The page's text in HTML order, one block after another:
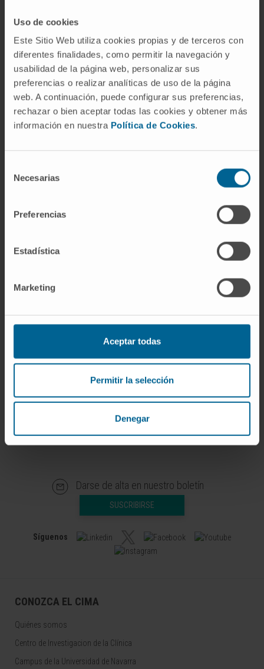
Uso de cookies
Este Sitio Web utiliza cookies propias y de terceros con
diferentes finalidades, como permitir la navegación y
usabilidad de la página web, personalizar sus
preferencias o realizar analíticas de uso de la página
web. A continuación, puede configurar sus preferencias,
rechazar o bien aceptar todas las cookies y obtener más
información en nuestra Política de Cookies.
Necesarias
Preferencias
Estadística
Marketing
Aceptar todas
Permitir la selección
Denegar
CITA DEL ARTÍCULO
2019 Jan;85:153-163. doi:
10.1016/j.semcdb.2017.11.023. Epub 2017
Nov 23.
VER PUBLICACIÓN EN PUBMED
Dr. Rubén Pío Osés
Investigador | Investigador principal
Grupo de Investigación en
Darse de alta en nuestro boletín
SUSCRIBIRSE
Síguenos
CONOZCA EL CIMA
Quiénes somos
Centro de Investigacion de la Clínica
Campus de la Universidad de Navarra